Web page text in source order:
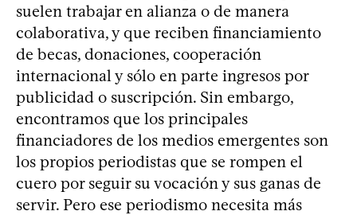
suelen trabajar en alianza o de manera
colaborativa, y que reciben financiamiento
de becas, donaciones, cooperación
internacional y sólo en parte ingresos por
publicidad o suscripción. Sin embargo,
encontramos que los principales
financiadores de los medios emergentes son
los propios periodistas que se rompen el
cuero por seguir su vocación y sus ganas de
servir. Pero ese periodismo necesita más